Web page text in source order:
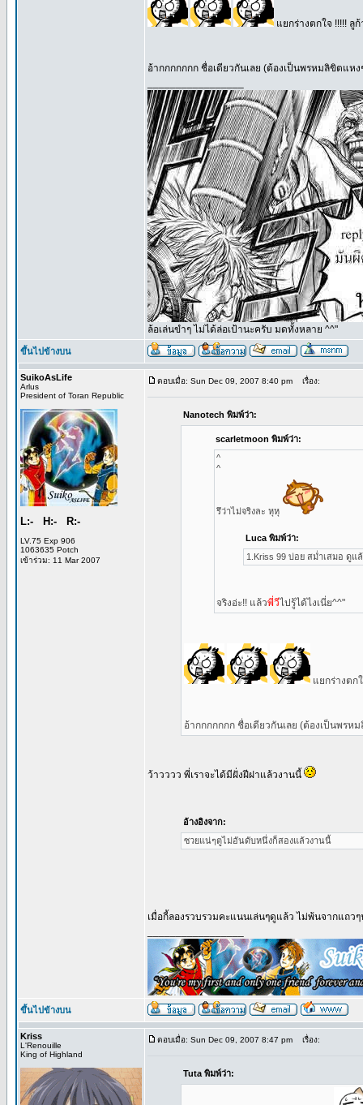
แยกร่างตกใจ !!!!! ลู
อ้ากกกกกกก ชื่อเดียวกันเลย (ต้องเป็นพรหมลิขิตแห
ล้อเล่นขำๆ ไม่ได้ล่อเป้านะครับ มดทั้งหลาย ^^"
ขึ้นไปข้างบน
SuikoAsLife
Arlus
President of Toran Republic
L:- H:- R:-
LV.75 Exp 906
1063635 Potch
เข้าร่วม: 11 Mar 2007
ตอบเมื่อ: Sun Dec 09, 2007 8:40 pm เรื่อง:
Nanotech พิมพ์ว่า:
scarletmoon พิมพ์ว่า:
^
^
รึว่าไม่จริงละ หุหุ
Luca พิมพ์ว่า:
1.Kriss 99 บ่อย สม่ำเสมอ ดูแ
จริงอ่ะ!! แล้วพี่วีไปรู้ได้ไงเนี่ย^^"
แยกร่างตก
อ้ากกกกกกก ชื่อเดียวกันเลย (ต้องเป็นพรห
ว้าวววว พี่เราจะได้มีฝั่งฝีฝาแล้วงานนี้
อ้างอิงจาก:
ซวยแน่ๆตูไม่อันดับหนึ่งก็สองแล้วงานนี้
เมื่อกี้ลองรวบรวมคะแนนเล่นๆดูแล้ว ไม่พ้นจากแถว
ขึ้นไปข้างบน
Kriss
L'Renouille
King of Highland
ตอบเมื่อ: Sun Dec 09, 2007 8:47 pm เรื่อง:
Tuta พิมพ์ว่า: